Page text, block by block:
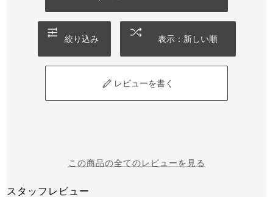
絞り込み 表示：新しい順
レビューを書く
この商品の全てのレビューを見る
スタッフレビュー